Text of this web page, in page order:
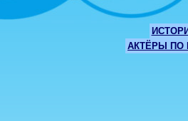
АКТЁРЫ ПО